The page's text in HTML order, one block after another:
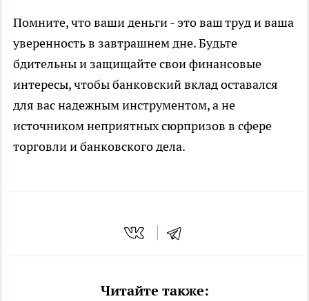
Помните, что ваши деньги - это ваш труд и ваша
уверенность в завтрашнем дне. Будьте
бдительны и защищайте свои финансовые
интересы, чтобы банковский вклад оставался
для вас надежным инструментом, а не
источником неприятных сюрпризов в сфере
торговли и банковского дела.
Читайте также: